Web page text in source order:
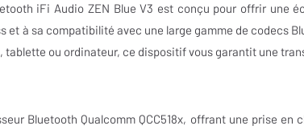
iFi Audio ZEN Blue V3 est conçu pour offrir une
et à sa compatibilité avec une large gamme de codecs
tablette ou ordinateur, ce dispositif vous garantit une
Bluetooth Qualcomm QCC518x, offrant une prise